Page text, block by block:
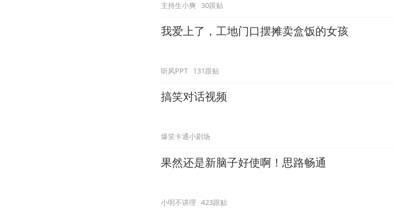
主持生小爽 30跟贴
我爱上了，工地门口摆摊卖盒饭的女孩
听风PPT 131跟贴
搞笑对话视频
爆笑卡通小剧场
果然还是新脑子好使啊！思路畅通
小明不讲理 423跟贴